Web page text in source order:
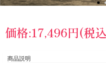
価格:17,496円(税
商品説明